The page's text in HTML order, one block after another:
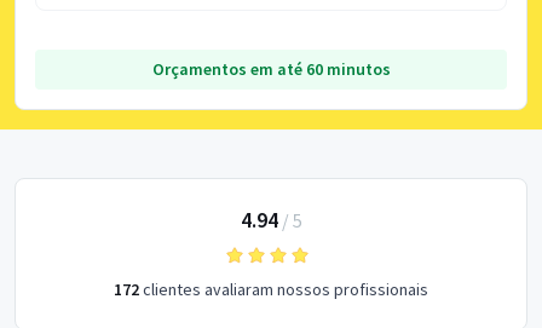
Orçamentos em até 60 minutos
4.94/ 5
172clientes avaliaram nossos profissionais